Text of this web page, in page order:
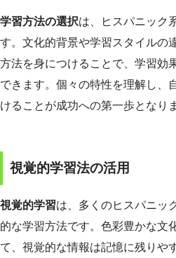
学習方法の選択は、ヒスパニック
す。文化的背景や学習スタイルの
方法を身につけることで、学習効
できます。個々の特性を理解し、
けることが成功への第一歩となり
視覚的学習法の活用
視覚的学習は、多くのヒスパニッ
的な学習方法です。色彩豊かな文
て、視覚的な情報は記憶に残りや